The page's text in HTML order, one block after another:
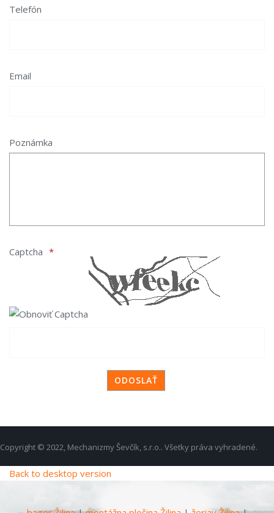
Telefón
Email
Poznámka
Captcha
Copyright © 2022, Mechanizmy Ševčík, s.r.o.. Všetky práva vyhradené.
Back to desktop version